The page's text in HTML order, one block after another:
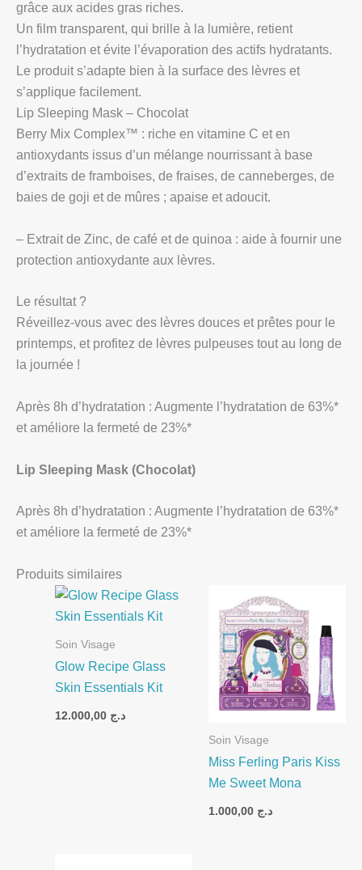
grâce aux acides gras riches.
Un film transparent, qui brille à la lumière, retient
l’hydratation et évite l’évaporation des actifs hydratants.
Le produit s’adapte bien à la surface des lèvres et
s’applique facilement.
Lip Sleeping Mask – Chocolat
Berry Mix Complex™ : riche en vitamine C et en
antioxydants issus d’un mélange nourrissant à base
d’extraits de framboises, de fraises, de canneberges, de
baies de goji et de mûres ; apaise et adoucit.
– Extrait de Zinc, de café et de quinoa : aide à fournir une
protection antioxydante aux lèvres.
Le résultat ?
Réveillez-vous avec des lèvres douces et prêtes pour le
printemps, et profitez de lèvres pulpeuses tout au long de
la journée !
Après 8h d’hydratation : Augmente l’hydratation de 63%*
et améliore la fermeté de 23%*
Lip Sleeping Mask (Chocolat)
Après 8h d’hydratation : Augmente l’hydratation de 63%*
et améliore la fermeté de 23%*
Produits similaires
Soin Visage
Glow Recipe Glass
Skin Essentials Kit
د.ج
Soin Visage
Miss Ferling Paris Kiss
Me Sweet Mona
د.ج